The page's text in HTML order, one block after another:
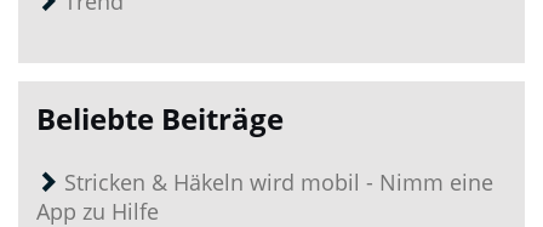
Beliebte Beiträge
Stricken & Häkeln wird mobil - Nimm eine
App zu Hilfe